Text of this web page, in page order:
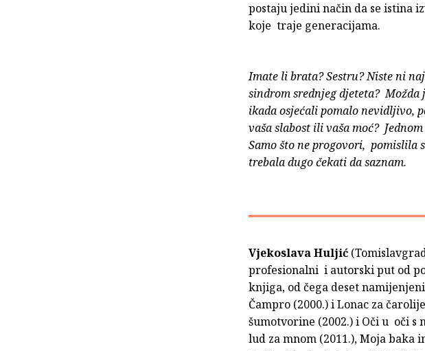
postaju jedini način da se istina
koje traje generacijama.
Imate li brata? Sestru? Niste ni
sindrom srednjeg djeteta? Možda
ikada osjećali pomalo nevidljivo,
vaša slabost ili vaša moć?
Samo što ne progovori, pomislila
trebala dugo čekati da saznam.
Vjekoslava Huljić
profesionalni i autorski put od
knjiga, od čega deset
Čampro (2000.) i Lonac za
šumotvorine (2002.) i Oči u oči s
lud za mnom (2011.), Moja baka